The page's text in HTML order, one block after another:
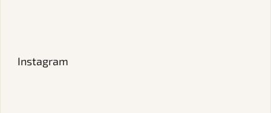
Instagram